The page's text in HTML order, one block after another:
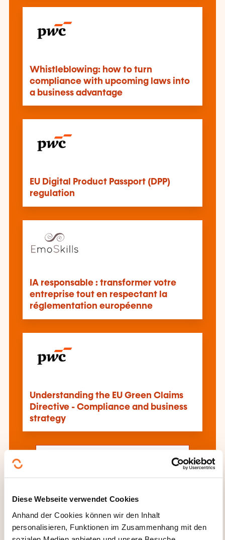
Diese Webseite verwendet Cookies
Anhand der Cookies können wir den Inhalt
personalisieren, Funktionen im Zusammenhang mit den
Whistleblowing: how to turn
compliance with upcoming laws into
a business advantage
EU Digital Product Passport (DPP)
regulation
IA responsable : transformer votre
entreprise tout en respectant la
réglementation européenne
Understanding the EU Green Claims
Directive - Compliance and business
strategy
Alle Weiterbildungen anzeigen
Diese anderen Weiterbildungen könnten Sie
auch interessieren:
Arbeitsrecht
Arbeitsrecht Ausland